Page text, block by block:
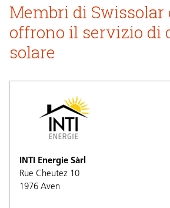
Membri di Swissolar
offrono il servizio di
solare
INTI Energie Sàrl
Rue Cheutez 10
1976 Aven